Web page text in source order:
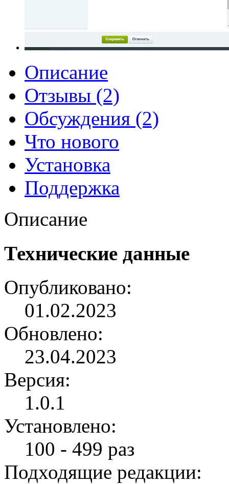
Описание
Отзывы (2)
Обсуждения (2)
Что нового
Установка
Поддержка
Описание
Технические данные
Опубликовано:
01.02.2023
Обновлено:
23.04.2023
Версия:
1.0.1
Установлено:
100 - 499 раз
Подходящие редакции: